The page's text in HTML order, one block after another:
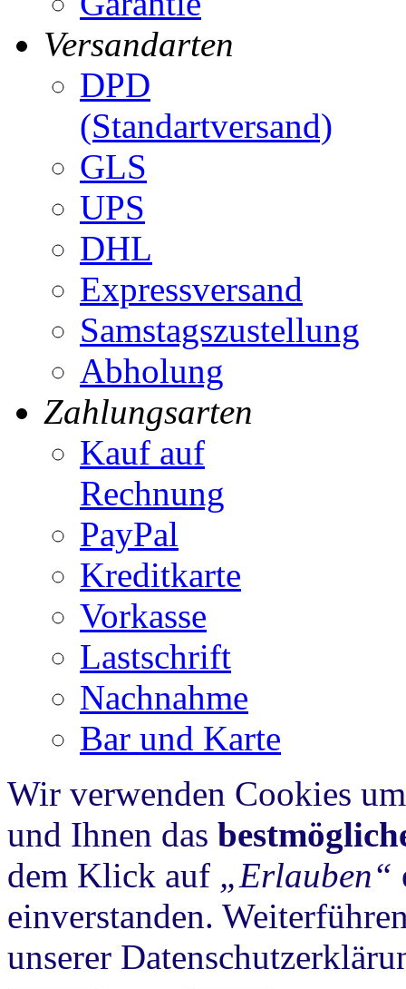
Versandarten
DPD
(Standartversand)
GLS
UPS
DHL
Expressversand
Samstagszustellung
Abholung
Zahlungsarten
Kauf auf
Rechnung
PayPal
Kreditkarte
Vorkasse
Lastschrift
Nachnahme
Bar und Karte
Wir verwenden Cookies
und Ihnen das
dem Klick auf „Erlauben“
einverstanden.
unserer